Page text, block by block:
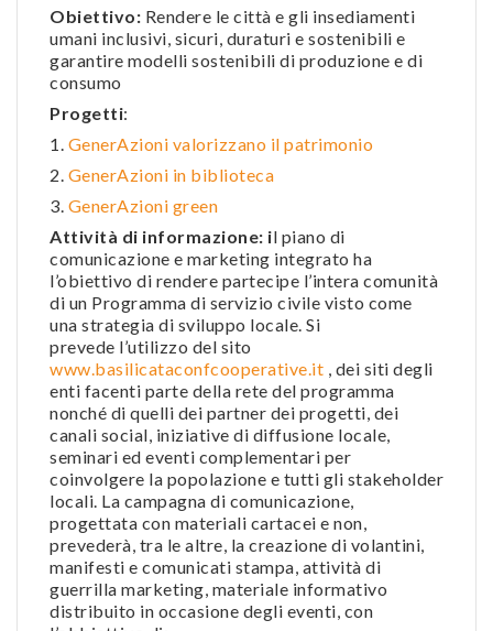
Obiettivo: Rendere le città e gli insediamenti
umani inclusivi, sicuri, duraturi e sostenibili e
garantire modelli sostenibili di produzione e di
consumo
Progetti:
1. GenerAzioni valorizzano il patrimonio
2. GenerAzioni in biblioteca
3. GenerAzioni green
Attività di informazione: il piano di
comunicazione e marketing integrato ha
l’obiettivo di rendere partecipe l’intera comunità
di un Programma di servizio civile visto come
una strategia di sviluppo locale. Si
prevede l’utilizzo del sito
www.basilicataconfcooperative.it , dei siti degli
enti facenti parte della rete del programma
nonché di quelli dei partner dei progetti, dei
canali social, iniziative di diffusione locale,
seminari ed eventi complementari per
coinvolgere la popolazione e tutti gli stakeholder
locali. La campagna di comunicazione,
progettata con materiali cartacei e non,
prevederà, tra le altre, la creazione di volantini,
manifesti e comunicati stampa, attività di
guerrilla marketing, materiale informativo
distribuito in occasione degli eventi, con